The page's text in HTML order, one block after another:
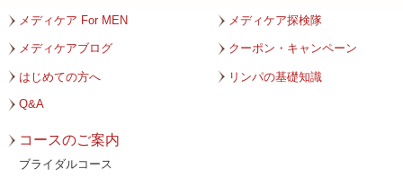
2023年9月
2023年8月
2023年5月
メディケア For MEN メディケア探検隊
メディケアブログ クーポン・キャンペーン
はじめての方へ リンパの基礎知識
Q&A
コースのご案内
ブライダルコース